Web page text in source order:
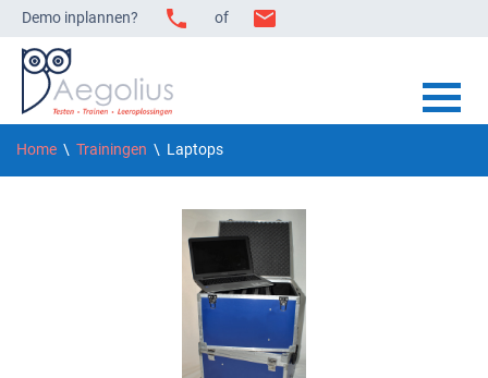
Demo inplannen? of
Home \ Trainingen \ Laptops